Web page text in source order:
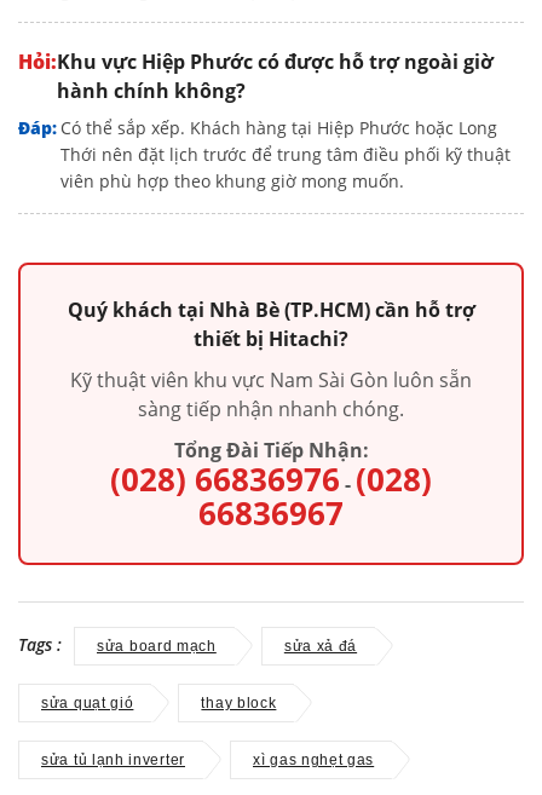
Khu vực Hiệp Phước có được hỗ trợ ngoài giờ
hành chính không?
Có thể sắp xếp. Khách hàng tại Hiệp Phước hoặc Long
Thới nên đặt lịch trước để trung tâm điều phối kỹ thuật
viên phù hợp theo khung giờ mong muốn.
Quý khách tại Nhà Bè (TP.HCM) cần hỗ trợ
thiết bị Hitachi?
Kỹ thuật viên khu vực Nam Sài Gòn luôn sẵn
sàng tiếp nhận nhanh chóng.
Tổng Đài Tiếp Nhận:
(028) 66836976 - (028)
66836967
Tags : sửa board mạch sửa xả đá
sửa quạt gió thay block
sửa tủ lạnh inverter xì gas nghẹt gas